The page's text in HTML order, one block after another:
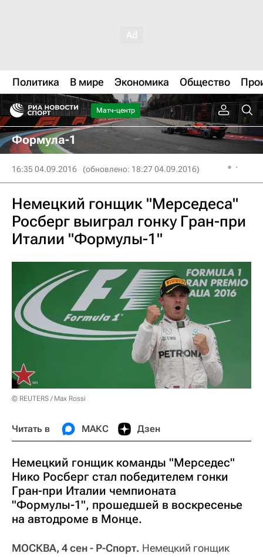
Политика В мире Экономика Общество
Матч-центр
Формула-1
16:35 04.09.2016 (обновлено: 18:27 04.09.2016)
Немецкий гонщик "Мерседеса"
Росберг выиграл гонку Гран-при
Италии "Формулы-1"
© REUTERS / Max Rossi
Читать в МАКС Дзен
Немецкий гонщик команды "Мерседес"
Нико Росберг стал победителем гонки
Гран-при Италии чемпионата
"Формулы-1", прошедшей в воскресенье
на автодроме в Монце.
МОСКВА, 4 сен - Р-Спорт. Немецкий гонщик